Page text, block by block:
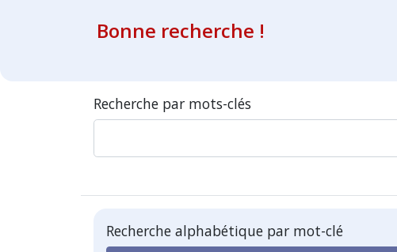
Bonne recherche !
Recherche par mots-clés
Recherche alphabétique par mot-clé